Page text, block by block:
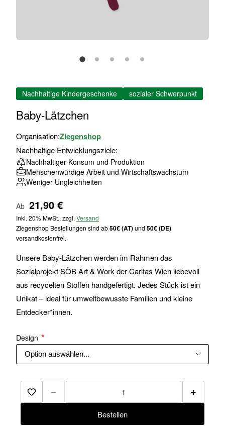
Anfang
der
Bildgalerie
springen
Nachhaltige Kindergeschenke sozialer Schwerpunkt
Baby-Lätzchen
Organisation:Ziegenshop
Nachhaltige Entwicklungsziele:
Nachhaltiger Konsum und Produktion
Menschenwürdige Arbeit und Wirtschaftswachstum
Weniger Ungleichheiten
Ab 21,90 €
Inkl. 20% MwSt., zzgl. Versand
Ziegenshop Bestellungen sind ab50€ (AT)und 50€ (DE)
versandkostenfrei.
Unsere Baby-Lätzchen werden im Rahmen das
Sozialprojekt SÖB Art & Work der Caritas Wien liebevoll
aus recycelten Stoffen handgefertigt. Jedes Stück ist ein
Unikat – ideal für umweltbewusste Familien und kleine
Entdecker*innen.
Design
Zur Merkliste hinzufügen
− +
Bestellen